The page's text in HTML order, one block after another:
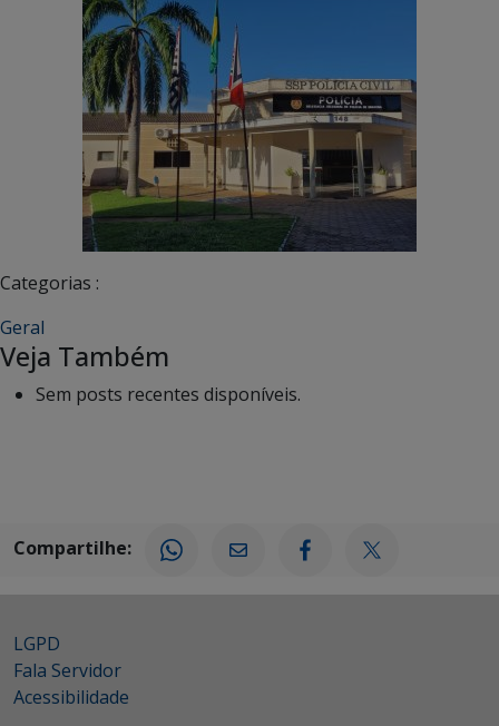
Categorias :
Geral
Veja Também
Sem posts recentes disponíveis.
Compartilhe:
LGPD
Fala Servidor
Acessibilidade